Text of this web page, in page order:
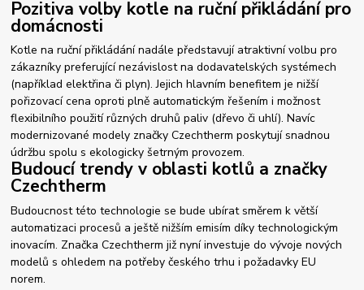
Pozitiva volby kotle na ruční přikládání pro
domácnosti
Kotle na ruční přikládání nadále představují atraktivní volbu pro
zákazníky preferující nezávislost na dodavatelských systémech
(například elektřina či plyn). Jejich hlavním benefitem je nižší
pořizovací cena oproti plně automatickým řešením i možnost
flexibilního použití různých druhů paliv (dřevo či uhlí). Navíc
modernizované modely značky Czechtherm poskytují snadnou
údržbu spolu s ekologicky šetrným provozem.
Budoucí trendy v oblasti kotlů a značky
Czechtherm
Budoucnost této technologie se bude ubírat směrem k větší
automatizaci procesů a ještě nižším emisím díky technologickým
inovacím. Značka Czechtherm již nyní investuje do vývoje nových
modelů s ohledem na potřeby českého trhu i požadavky EU
norem.